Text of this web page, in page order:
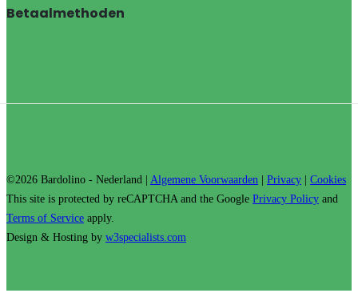
Betaalmethoden
©2026 Bardolino - Nederland | Algemene Voorwaarden Privacy
Cookies
This site is protected by reCAPTCHA and the Google Privacy Policy and
Terms of Service apply.
Design & Hosting by w3specialists.com